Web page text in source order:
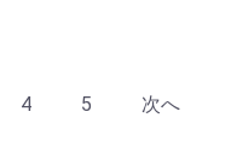
4 5 次へ